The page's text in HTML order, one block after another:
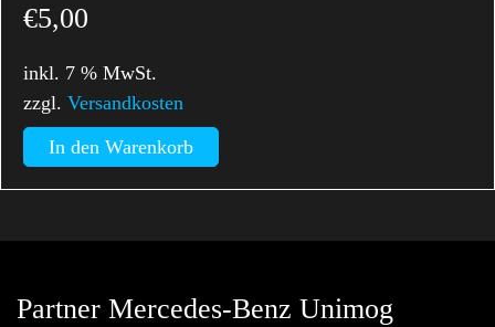
€5,00
inkl. 7 % MwSt.
zzgl.Versandkosten
In den Warenkorb
Partner Mercedes-Benz Unimog